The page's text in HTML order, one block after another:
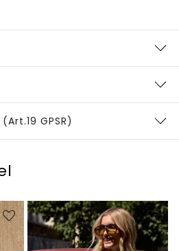
GPSR)